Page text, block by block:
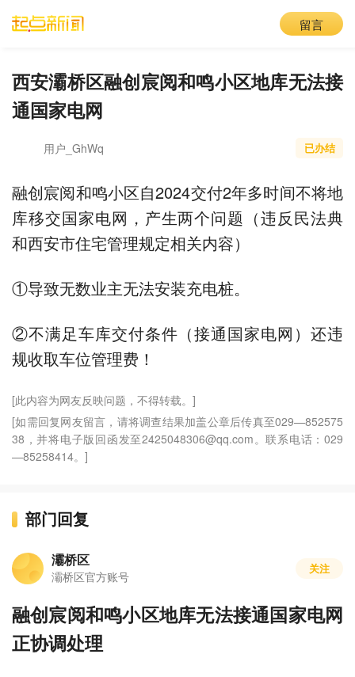
留言
西安灞桥区融创宸阅和鸣小区地库无法接
通国家电网
用户_GhWq 已办结
融创宸阅和鸣小区自2024交付2年多时间不将地
库移交国家电网，产生两个问题（违反民法典
和西安市住宅管理规定相关内容）
①导致无数业主无法安装充电桩。
②不满足车库交付条件（接通国家电网）还违
规收取车位管理费！
[此内容为网友反映问题，不得转载。]
[如需回复网友留言，请将调查结果加盖公章后传真至029—852575
38，并将电子版回函发至2425048306@qq.com。联系电话：029
—85258414。]
部门回复
灞桥区
灞桥区官方账号
关注
融创宸阅和鸣小区地库无法接通国家电网
正协调处理